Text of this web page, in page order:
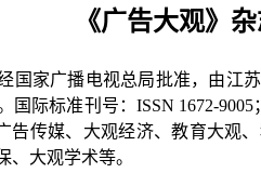
《广告大观》
国家广播电视总局批准，由江
国际标准刊号： ISSN 1672-9005
告传媒、大观经济、教育大观
、大观学术等。